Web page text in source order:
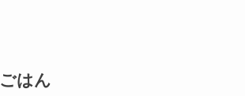
はん